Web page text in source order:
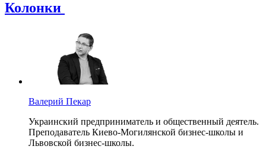
Колонки
Валерий Пекар
Украинский предприниматель и общественный деятель.
Преподаватель Киево-Могилянской бизнес-школы и
Львовской бизнес-школы.